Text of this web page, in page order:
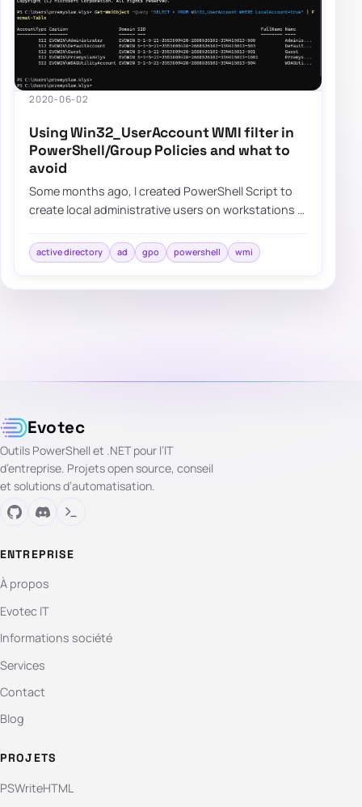
2020-06-02
Using Win32_UserAccount WMI filter in
PowerShell/Group Policies and what to
avoid
Some months ago, I created PowerShell Script to
create local administrative users on workstations –
active directory ad gpo powershell wmi
Evotec
Outils PowerShell et .NET pour l’IT
d’entreprise. Projets open source, conseil
et solutions d’automatisation.
ENTREPRISE
À propos
Evotec IT
Informations société
Services
Contact
Blog
PROJETS
PSWriteHTML